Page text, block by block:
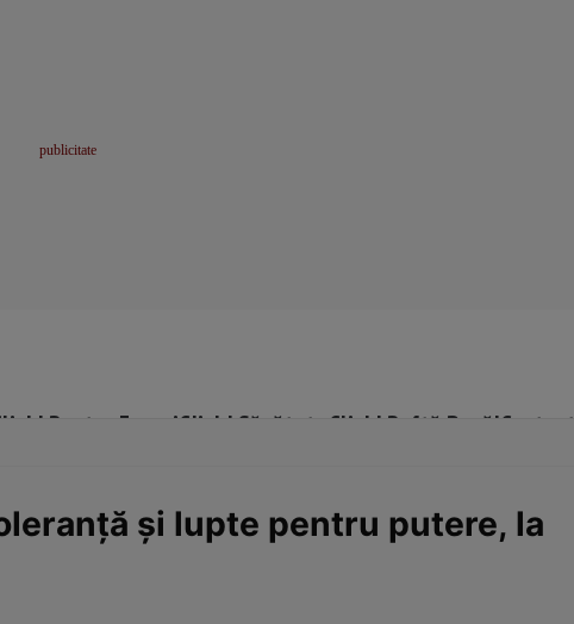
Pentru FemeiClick! Sănătate Click! Poftă Bună!Contact
și lupte pentru putere, la